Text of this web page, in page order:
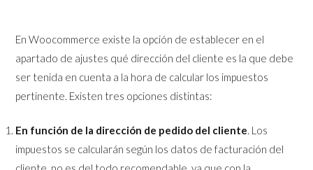
En Woocommerce existe la opción de establecer en el
apartado de ajustes qué dirección del cliente es la que debe
ser tenida en cuenta a la hora de calcular los impuestos
pertinente. Existen tres opciones distintas:
En función de la dirección de pedido del cliente. Los
impuestos se calcularán según los datos de facturación del